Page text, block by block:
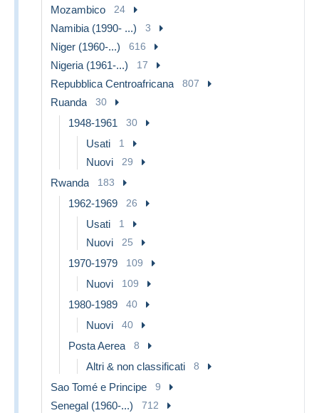
Mozambico 24
Namibia (1990- ...) 3
Niger (1960-...) 616
Nigeria (1961-...) 17
Repubblica Centroafricana 807
Ruanda 30
1948-1961 30
Usati 1
Nuovi 29
Rwanda 183
1962-1969 26
Usati 1
Nuovi 25
1970-1979 109
Nuovi 109
1980-1989 40
Nuovi 40
Posta Aerea 8
Altri & non classificati 8
Sao Tomé e Principe 9
Senegal (1960-...) 712